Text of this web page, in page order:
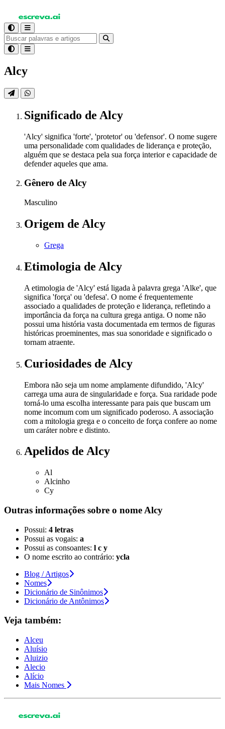
Alcy
Significado de Alcy
'Alcy' significa 'forte', 'protetor' ou 'defensor'. O nome sugere
uma personalidade com qualidades de liderança e proteção,
alguém que se destaca pela sua força interior e capacidade de
defender aqueles que ama.
Gênero de Alcy
Masculino
Origem de Alcy
Grega
Etimologia de Alcy
A etimologia de 'Alcy' está ligada à palavra grega 'Alke', que
significa 'força' ou 'defesa'. O nome é frequentemente
associado a qualidades de proteção e liderança, refletindo a
importância da força na cultura grega antiga. O nome não
possui uma história vasta documentada em termos de figuras
históricas proeminentes, mas sua sonoridade e significado o
tornam atraente.
Curiosidades de Alcy
Embora não seja um nome amplamente difundido, 'Alcy'
carrega uma aura de singularidade e força. Sua raridade pode
torná-lo uma escolha interessante para pais que buscam um
nome incomum com um significado poderoso. A associação
com a mitologia grega e o conceito de força confere ao nome
um caráter nobre e distinto.
Apelidos de Alcy
Al
Alcinho
Cy
Outras informações sobre o nome Alcy
Possui: 4 letras
Possui as vogais: a
Possui as consoantes: l c y
O nome escrito ao contrário: ycla
Blog / Artigos
Nomes
Dicionário de Sinônimos
Dicionário de Antônimos
Veja também:
Alceu
Aluísio
Aluizio
Alecio
Alício
Mais Nomes